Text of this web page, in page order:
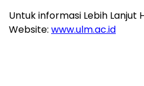
Untuk informasi Lebih Lanjut
Website: www.ulm.ac.id